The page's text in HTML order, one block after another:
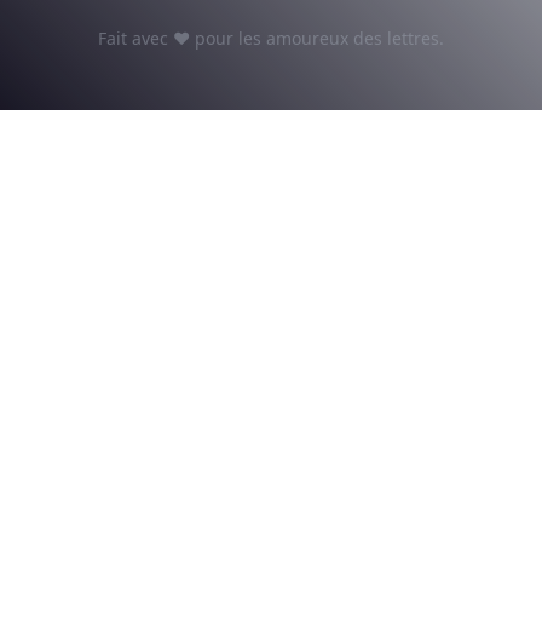
Fait avec ♥ pour les amoureux des lettres.